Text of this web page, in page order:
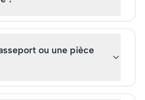
ou une pièce